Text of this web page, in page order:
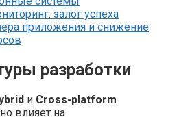
залог успеха
приложения и снижение
разработки
и Cross-platform
влияет на